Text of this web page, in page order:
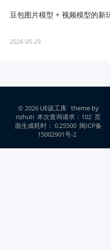
豆包图片模型 + 视频模型的新
2026-05-29
© 2026 UE设工库 theme by
rizhuti 本次查询请求：102 页
面生成耗时： 0.25500 闽ICP备
15002901号-2